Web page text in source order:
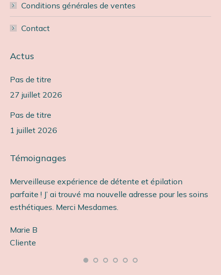
Conditions générales de ventes
Contact
Actus
Pas de titre
27 juillet 2026
Pas de titre
1 juillet 2026
Témoignages
Merveilleuse expérience de détente et épilation
parfaite ! J’ ai trouvé ma nouvelle adresse pour les soins
esthétiques. Merci Mesdames.
Marie B
Cliente